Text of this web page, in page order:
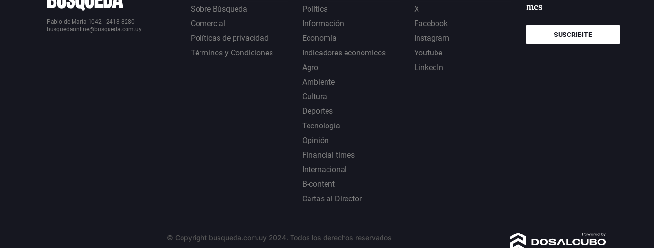
Pablo de María 1042 - 2418 8280
busquedaonline@busqueda.com.uy
Sobre Búsqueda
Comercial
Políticas de privacidad
Términos y Condiciones
Política
Información
Economía
Indicadores económicos
Agro
Ambiente
Cultura
Deportes
Tecnología
Opinión
Financial times
Internacional
B-content
Cartas al Director
X
Facebook
Instagram
Youtube
LinkedIn
mes
SUSCRIBITE
© Copyright busqueda.com.uy 2024. Todos los derechos reservados